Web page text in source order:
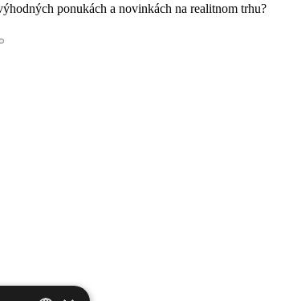
ponukách a novinkách na realitnom trhu?